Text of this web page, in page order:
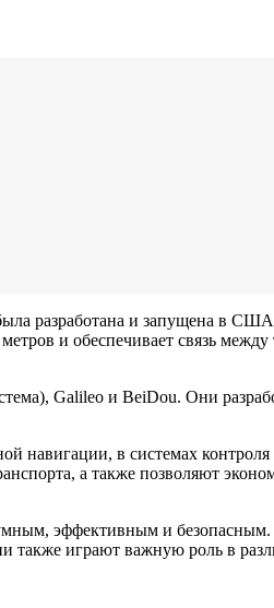
разработана и запущена в
и обеспечивает связь
Galileo и BeiDou. Они
навигации, в системах контроля
а также позволяют
эффективным и безопасным.
также играют важную роль в